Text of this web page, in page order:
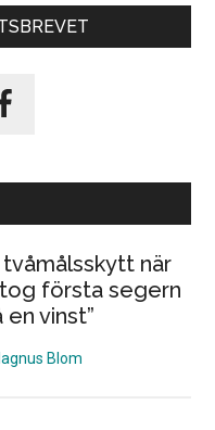
tvåmålsskytt när
första segern
vinst”
Blom